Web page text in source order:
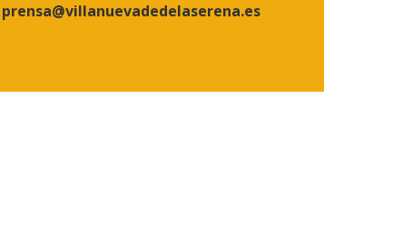
prensa@villanuevadedelaserena.es